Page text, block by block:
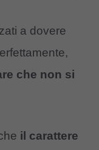
a dovere
che non si
il carattere